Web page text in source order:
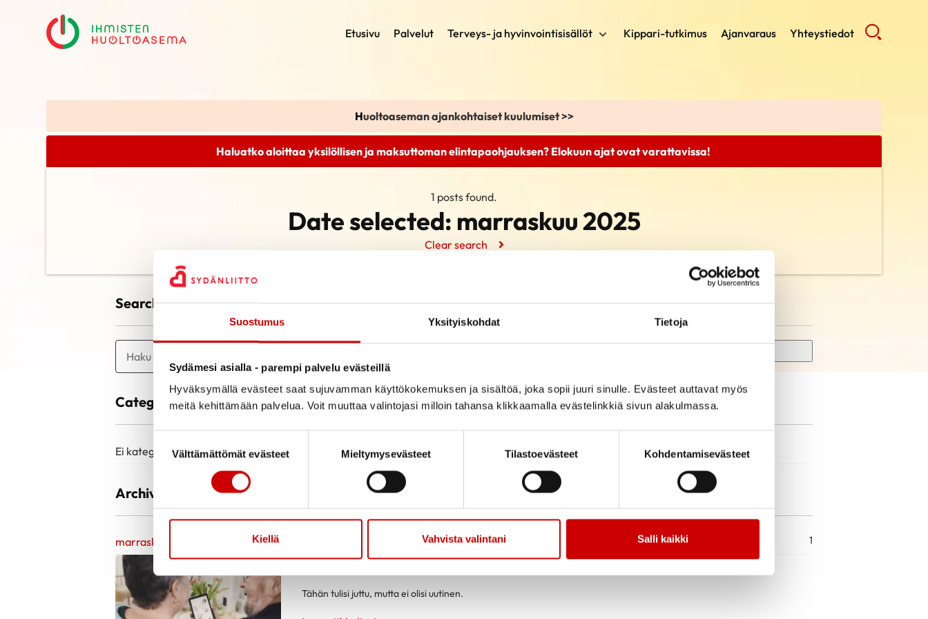
Suostumus Yksityiskohdat Tietoja
Sydämesi asialla - parempi palvelu evästeillä
Hyväksymällä evästeet saat sujuvamman käyttökokemuksen ja sisältöä, joka sopii juuri sinulle. Evästeet auttavat myös
meitä kehittämään palvelua. Voit muuttaa valintojasi milloin tahansa klikkaamalla evästelinkkiä sivun alakulmassa.
Välttämättömät evästeet
Mieltymysevästeet Tilastoevästeet Kohdentamisevästeet
Kiellä Vahvista valintani Salli kaikki
Etusivu Palvelut Terveys- ja hyvinvointisisällöt Kippari-tutkimus Ajanvaraus Yhteystiedot
Huoltoaseman ajankohtaiset kuulumiset >>
Haluatko aloittaa yksilöllisen ja maksuttoman elintapaohjauksen? Elokuun ajat ovat varattavissa!
1 posts found.
Date selected: marraskuu 2025
Clear search
Search
Categories
Ei kategorioita
Archive
marraskuu 2025 1
Tämä on artikkeli
Tähän tulisi juttu, mutta ei olisi uutinen.